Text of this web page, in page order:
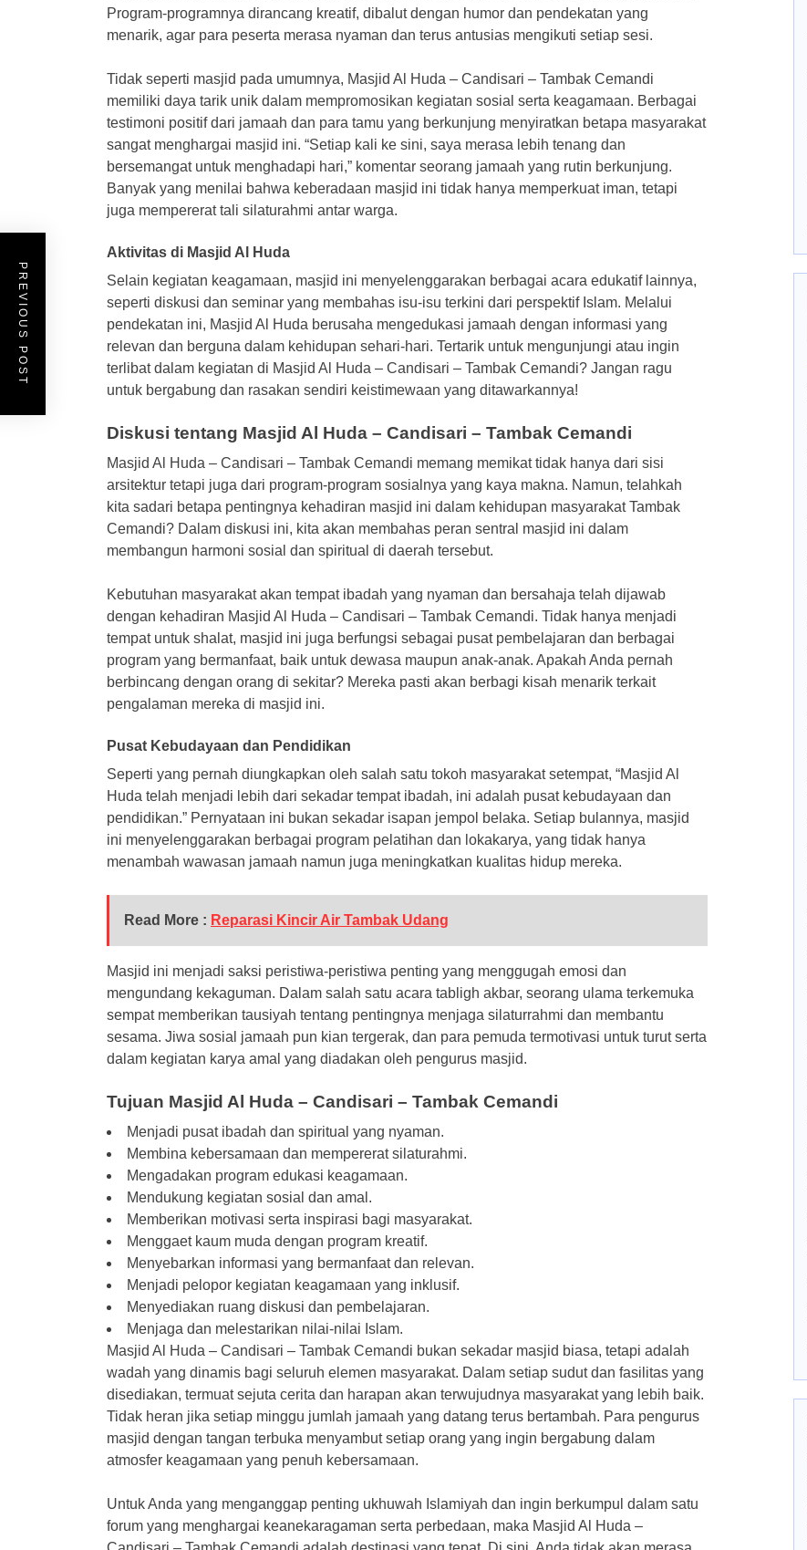
Program-programnya dirancang kreatif, dibalut dengan humor dan pendekatan yang
menarik, agar para peserta merasa nyaman dan terus antusias mengikuti setiap sesi.
Tidak seperti masjid pada umumnya, Masjid Al Huda – Candisari – Tambak Cemandi
memiliki daya tarik unik dalam mempromosikan kegiatan sosial serta keagamaan. Berbagai
testimoni positif dari jamaah dan para tamu yang berkunjung menyiratkan betapa masyarakat
sangat menghargai masjid ini. “Setiap kali ke sini, saya merasa lebih tenang dan
bersemangat untuk menghadapi hari,” komentar seorang jamaah yang rutin berkunjung.
Banyak yang menilai bahwa keberadaan masjid ini tidak hanya memperkuat iman, tetapi
juga mempererat tali silaturahmi antar warga.
Aktivitas di Masjid Al Huda
Selain kegiatan keagamaan, masjid ini menyelenggarakan berbagai acara edukatif lainnya,
seperti diskusi dan seminar yang membahas isu-isu terkini dari perspektif Islam. Melalui
pendekatan ini, Masjid Al Huda berusaha mengedukasi jamaah dengan informasi yang
relevan dan berguna dalam kehidupan sehari-hari. Tertarik untuk mengunjungi atau ingin
terlibat dalam kegiatan di Masjid Al Huda – Candisari – Tambak Cemandi? Jangan ragu
untuk bergabung dan rasakan sendiri keistimewaan yang ditawarkannya!
Diskusi tentang Masjid Al Huda – Candisari – Tambak Cemandi
Masjid Al Huda – Candisari – Tambak Cemandi memang memikat tidak hanya dari sisi
arsitektur tetapi juga dari program-program sosialnya yang kaya makna. Namun, telahkah
kita sadari betapa pentingnya kehadiran masjid ini dalam kehidupan masyarakat Tambak
Cemandi? Dalam diskusi ini, kita akan membahas peran sentral masjid ini dalam
membangun harmoni sosial dan spiritual di daerah tersebut.
Kebutuhan masyarakat akan tempat ibadah yang nyaman dan bersahaja telah dijawab
dengan kehadiran Masjid Al Huda – Candisari – Tambak Cemandi. Tidak hanya menjadi
tempat untuk shalat, masjid ini juga berfungsi sebagai pusat pembelajaran dan berbagai
program yang bermanfaat, baik untuk dewasa maupun anak-anak. Apakah Anda pernah
berbincang dengan orang di sekitar? Mereka pasti akan berbagi kisah menarik terkait
pengalaman mereka di masjid ini.
Pusat Kebudayaan dan Pendidikan
Seperti yang pernah diungkapkan oleh salah satu tokoh masyarakat setempat, “Masjid Al
Huda telah menjadi lebih dari sekadar tempat ibadah, ini adalah pusat kebudayaan dan
pendidikan.” Pernyataan ini bukan sekadar isapan jempol belaka. Setiap bulannya, masjid
ini menyelenggarakan berbagai program pelatihan dan lokakarya, yang tidak hanya
menambah wawasan jamaah namun juga meningkatkan kualitas hidup mereka.
Read More : Reparasi Kincir Air Tambak Udang
Masjid ini menjadi saksi peristiwa-peristiwa penting yang menggugah emosi dan
mengundang kekaguman. Dalam salah satu acara tabligh akbar, seorang ulama terkemuka
sempat memberikan tausiyah tentang pentingnya menjaga silaturrahmi dan membantu
sesama. Jiwa sosial jamaah pun kian tergerak, dan para pemuda termotivasi untuk turut serta
dalam kegiatan karya amal yang diadakan oleh pengurus masjid.
Tujuan Masjid Al Huda – Candisari – Tambak Cemandi
Menjadi pusat ibadah dan spiritual yang nyaman.
Membina kebersamaan dan mempererat silaturahmi.
Mengadakan program edukasi keagamaan.
Mendukung kegiatan sosial dan amal.
Memberikan motivasi serta inspirasi bagi masyarakat.
Menggaet kaum muda dengan program kreatif.
Menyebarkan informasi yang bermanfaat dan relevan.
Menjadi pelopor kegiatan keagamaan yang inklusif.
Menyediakan ruang diskusi dan pembelajaran.
Menjaga dan melestarikan nilai-nilai Islam.
Masjid Al Huda – Candisari – Tambak Cemandi bukan sekadar masjid biasa, tetapi adalah
wadah yang dinamis bagi seluruh elemen masyarakat. Dalam setiap sudut dan fasilitas yang
disediakan, termuat sejuta cerita dan harapan akan terwujudnya masyarakat yang lebih baik.
Tidak heran jika setiap minggu jumlah jamaah yang datang terus bertambah. Para pengurus
masjid dengan tangan terbuka menyambut setiap orang yang ingin bergabung dalam
atmosfer keagamaan yang penuh kebersamaan.
Untuk Anda yang menganggap penting ukhuwah Islamiyah dan ingin berkumpul dalam satu
forum yang menghargai keanekaragaman serta perbedaan, maka Masjid Al Huda –
PREVIOUS POST